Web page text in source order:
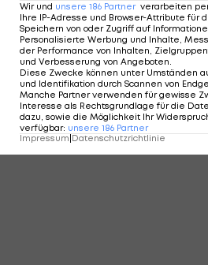
Wir und unsere 186 Partner verarbeiten
Ihre IP-Adresse und Browser-Attribute für
Speichern von oder Zugriff auf
Personalisierte Werbung und Inhalte,
der Performance von Inhalten,
und Verbesserung von Angeboten.
Diese Zwecke können unter Umständen
und Identifikation durch Scannen von
Manche Partner verwenden für gewisse
Interesse als Rechtsgrundlage für die
dazu, sowie die Möglichkeit Ihr
verfügbar: unsere 186 Partner
Impressum Datenschutzrichtlinie